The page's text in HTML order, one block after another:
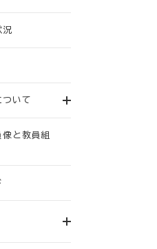
況
ついて
と教員組